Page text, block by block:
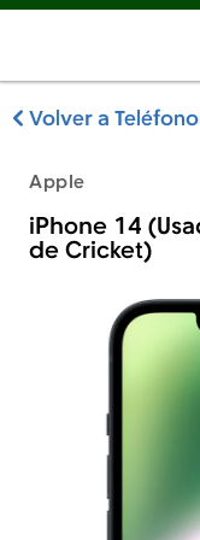
Volver a
Apple
iPhone 14
de Cricket)